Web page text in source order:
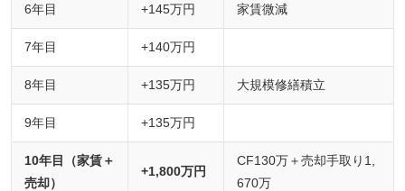
6年目 +145万円 家賃微減
7年目 +140万円
8年目 +135万円 大規模修繕積立
9年目 +135万円
10年目（家賃＋
売却）
+1,800万円
CF130万＋売却手取り1,
670万